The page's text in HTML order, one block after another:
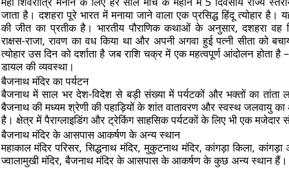
जाता है। दशहरा पूरे भारत में मनाया जाने वाला एक प्रसिद्ध हिंदू त्योहार है।
की जीत का प्रतीक है। भारतीय पौराणिक कथाओं के अनुसार, दशहरा वह
राक्षस-राजा, रावण का वध किया था और अपनी अगवा हुई पत्नी सीता को
त्योहार उस दिन को दर्शाता है जब राशि चक्र में एक महत्वपूर्ण आंदोलन होता
डायल की व्यवस्था।
बैजनाथ मंदिर का पर्यटन
बैजनाथ में साल भर देश-विदेश से बड़ी संख्या में पर्यटकों और भक्तों का तांता
बैजनाथ की मध्यम श्रेणी की पहाड़ियों के शांत वातावरण और स्वस्थ जलवायु
है। क्षेत्र में पैराग्लाइडिंग और ट्रेकिंग साहसिक पर्यटकों के लिए भी एक मजेदार
बैजनाथ मंदिर के आसपास आकर्षण के अन्य स्थान
महाकाल मंदिर परिसर, सिद्धनाथ मंदिर, मुकुटनाथ मंदिर, कांगड़ा किला,
ज्वालामुखी मंदिर, बैजनाथ मंदिर के आसपास के आकर्षण के कुछ अन्य स्थान हैं।